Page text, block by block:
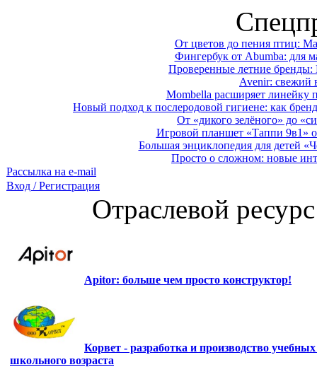
От цветов до пения птиц:
Фингербук от Abumba: для
Проверенные летние
Avenir: свежий
Mombella расширяет линейку
Новый подход к послеродовой гигиене: как
От «дикого зелёного» до
Игровой планшет «Таппи 9в1»
Большая энциклопедия для детей
Просто о сложном: новые
Рассылка на e-mail
Вход / Регистрация
Отраслевой
Apitor: больше чем просто конструктор!
Корвет - разработка и производство
школьного возраста